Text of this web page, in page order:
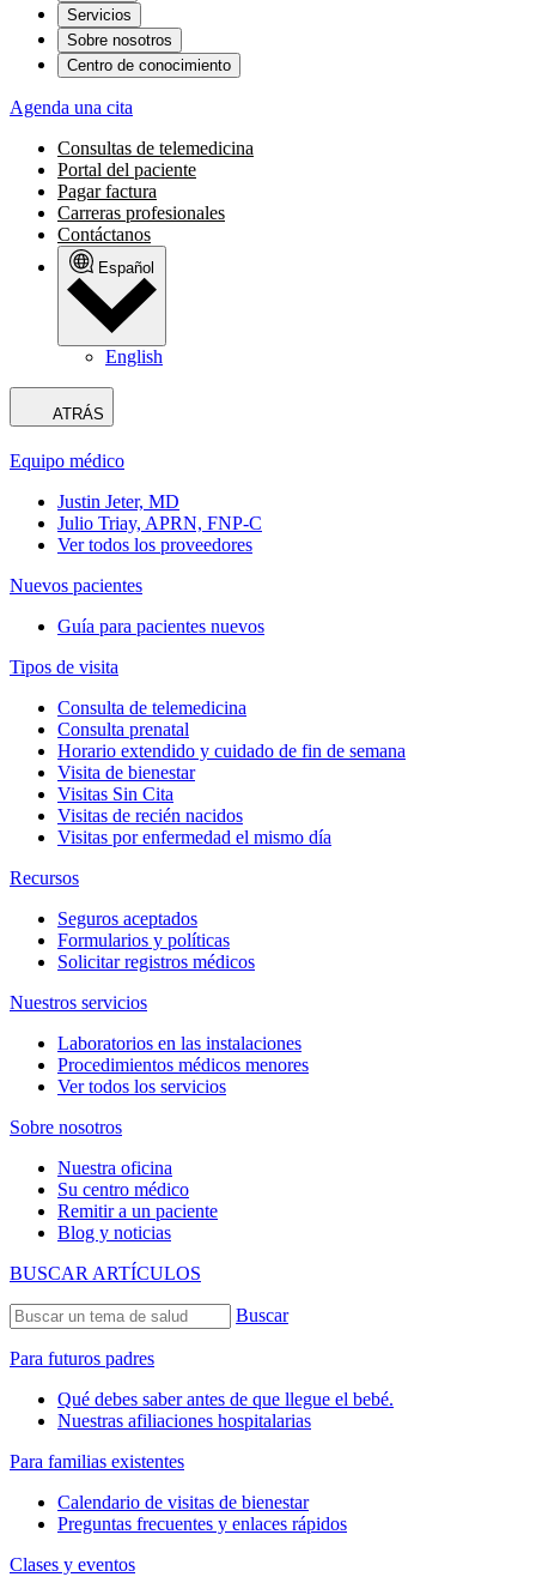
Servicios
Sobre nosotros
Centro de conocimiento
Agenda una cita
Consultas de telemedicina
Portal del paciente
Pagar factura
Carreras profesionales
Contáctanos
Español
English
ATRÁS
Equipo médico
Justin Jeter, MD
Julio Triay, APRN, FNP-C
Ver todos los proveedores
Nuevos pacientes
Guía para pacientes nuevos
Tipos de visita
Consulta de telemedicina
Consulta prenatal
Horario extendido y cuidado de fin de semana
Visita de bienestar
Visitas Sin Cita
Visitas de recién nacidos
Visitas por enfermedad el mismo día
Recursos
Seguros aceptados
Formularios y políticas
Solicitar registros médicos
Nuestros servicios
Laboratorios en las instalaciones
Procedimientos médicos menores
Ver todos los servicios
Sobre nosotros
Nuestra oficina
Su centro médico
Remitir a un paciente
Blog y noticias
BUSCAR ARTÍCULOS
Buscar
Para futuros padres
Qué debes saber antes de que llegue el bebé.
Nuestras afiliaciones hospitalarias
Para familias existentes
Calendario de visitas de bienestar
Preguntas frecuentes y enlaces rápidos
Clases y eventos